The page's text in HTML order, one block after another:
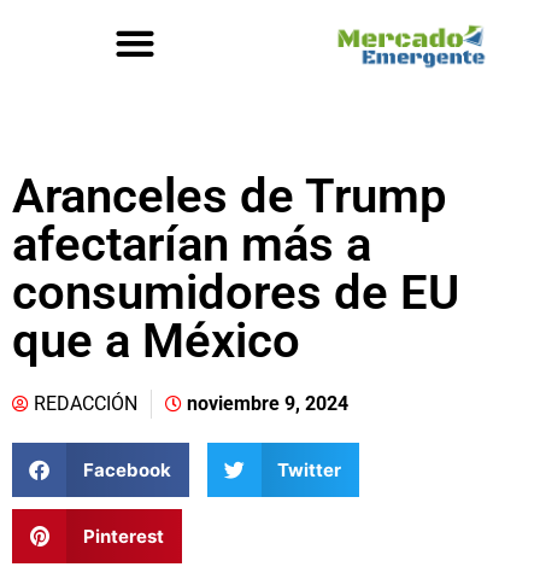
Aranceles de Trump
afectarían más a
consumidores de EU
que a México
REDACCIÓN noviembre 9, 2024
Facebook Twitter
Pinterest